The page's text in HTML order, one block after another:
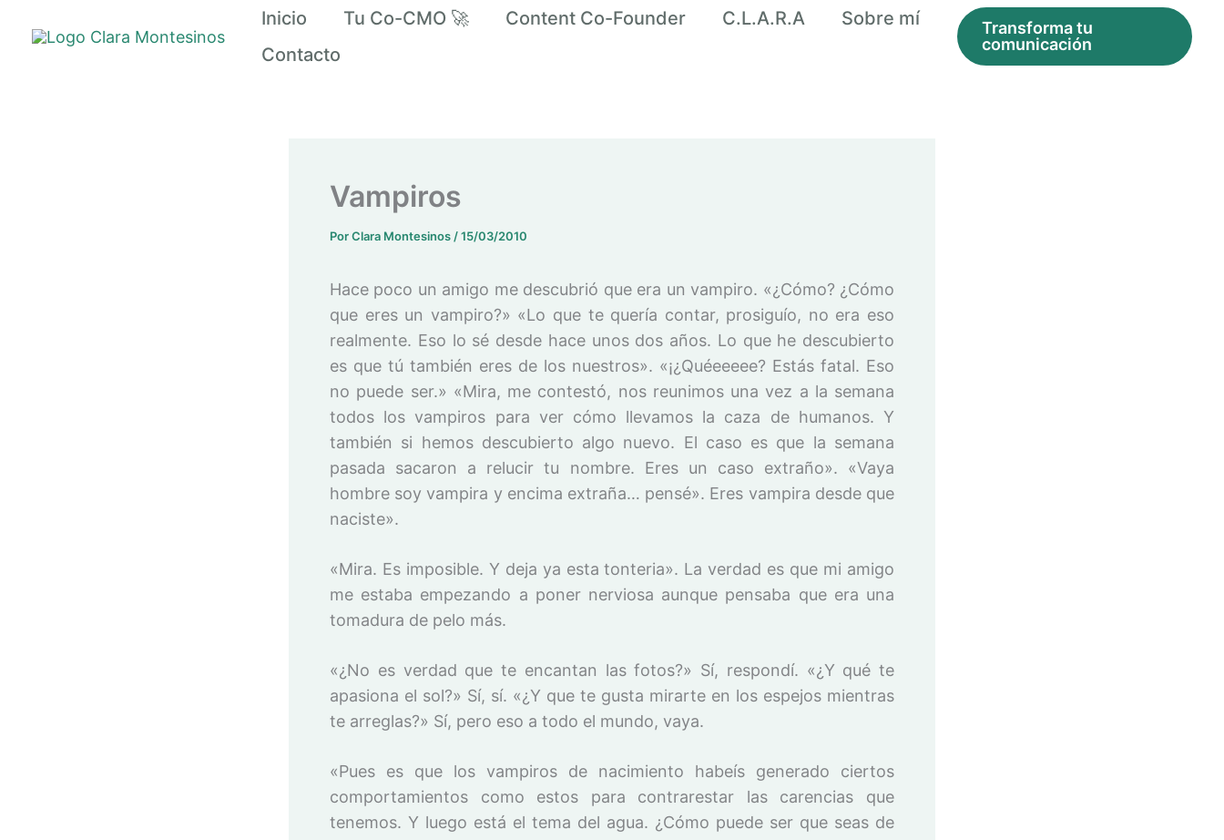
Inicio Tu Co-CMO 🚀 Content Co-Founder C.L.A.R.A
Sobre mí
Contacto
Transforma tu
comunicación
Vampiros
PorClara Montesinos /15/03/2010
Hace poco un amigo me descubrió que era un vampiro. «¿Cómo? ¿Cómo
que eres un vampiro?» «Lo que te quería contar, prosiguío, no era eso
realmente. Eso lo sé desde hace unos dos años. Lo que he descubierto
es que tú también eres de los nuestros». «¡¿Quéeeeee? Estás fatal. Eso
no puede ser.» «Mira, me contestó, nos reunimos una vez a la semana
todos los vampiros para ver cómo llevamos la caza de humanos. Y
también si hemos descubierto algo nuevo. El caso es que la semana
pasada sacaron a relucir tu nombre. Eres un caso extraño». «Vaya
hombre soy vampira y encima extraña… pensé». Eres vampira desde que
naciste».
«Mira. Es imposible. Y deja ya esta tonteria». La verdad es que mi amigo
me estaba empezando a poner nerviosa aunque pensaba que era una
tomadura de pelo más.
«¿No es verdad que te encantan las fotos?» Sí, respondí. «¿Y qué te
apasiona el sol?» Sí, sí. «¿Y que te gusta mirarte en los espejos mientras
te arreglas?» Sí, pero eso a todo el mundo, vaya.
«Pues es que los vampiros de nacimiento habeís generado ciertos
comportamientos como estos para contrarestar las carencias que
tenemos. Y luego está el tema del agua. ¿Cómo puede ser que seas de